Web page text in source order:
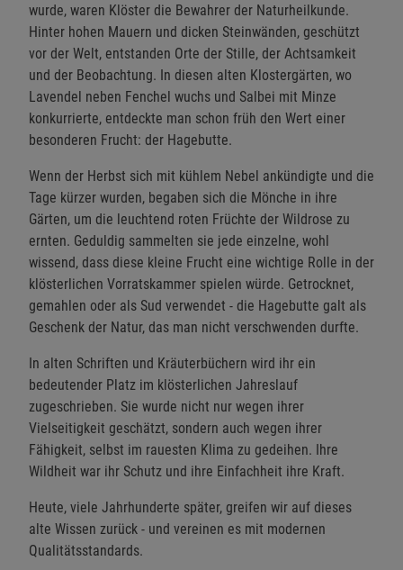
wurde, waren Klöster die Bewahrer der Naturheilkunde.
Hinter hohen Mauern und dicken Steinwänden, geschützt
vor der Welt, entstanden Orte der Stille, der Achtsamkeit
und der Beobachtung. In diesen alten Klostergärten, wo
Lavendel neben Fenchel wuchs und Salbei mit Minze
konkurrierte, entdeckte man schon früh den Wert einer
besonderen Frucht: der Hagebutte.
Wenn der Herbst sich mit kühlem Nebel ankündigte und die
Tage kürzer wurden, begaben sich die Mönche in ihre
Gärten, um die leuchtend roten Früchte der Wildrose zu
ernten. Geduldig sammelten sie jede einzelne, wohl
wissend, dass diese kleine Frucht eine wichtige Rolle in der
klösterlichen Vorratskammer spielen würde. Getrocknet,
gemahlen oder als Sud verwendet - die Hagebutte galt als
Geschenk der Natur, das man nicht verschwenden durfte.
In alten Schriften und Kräuterbüchern wird ihr ein
bedeutender Platz im klösterlichen Jahreslauf
zugeschrieben. Sie wurde nicht nur wegen ihrer
Vielseitigkeit geschätzt, sondern auch wegen ihrer
Fähigkeit, selbst im rauesten Klima zu gedeihen. Ihre
Wildheit war ihr Schutz und ihre Einfachheit ihre Kraft.
Heute, viele Jahrhunderte später, greifen wir auf dieses
alte Wissen zurück - und vereinen es mit modernen
Qualitätsstandards.